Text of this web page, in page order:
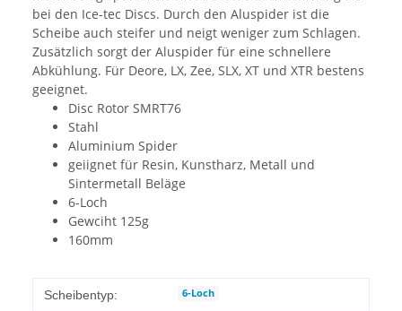
bei den Ice-tec Discs. Durch den Aluspider ist die
Scheibe auch steifer und neigt weniger zum Schlagen.
Zusätzlich sorgt der Aluspider für eine schnellere
Abkühlung. Für Deore, LX, Zee, SLX, XT und XTR bestens
geeignet.
Disc Rotor SMRT76
Stahl
Aluminium Spider
geiignet für Resin, Kunstharz, Metall und
Sintermetall Beläge
6-Loch
Gewciht 125g
160mm
Scheibentyp: 6-Loch